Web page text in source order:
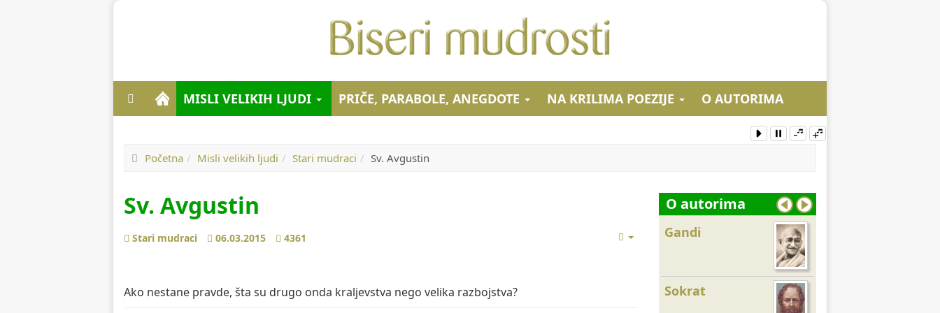
MISLI VELIKIH LJUDI PRIČE, PARABOLE, ANEGDOTE NA KRILIMA POEZIJE O AUTORIMA
Početna Misli velikih ljudi Stari mudraci Sv. Avgustin
Sv. Avgustin
Stari mudraci 06.03.2015 4361
Ako nestane pravde, šta su drugo onda kraljevstva nego velika razbojstva?
O autorima
Prethodno
Sledeće
Gandi
Sokrat